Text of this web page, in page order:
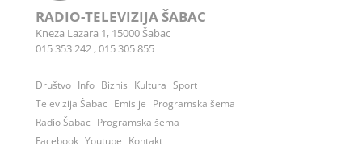
RADIO-TELEVIZIJA ŠABAC
Kneza Lazara 1, 15000 Šabac
015 353 242, 015 305 855
Društvo Info Biznis Kultura Sport
Televizija Šabac Emisije Programska šema
Radio Šabac Programska šema
Facebook Youtube Kontakt